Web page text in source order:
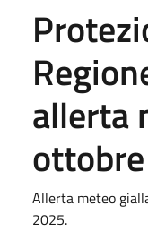
allerta
Allerta meteo
2025.